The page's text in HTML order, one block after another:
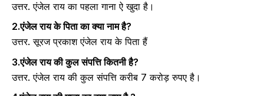
उत्तर. एंजेल राय का पहला गाना ऐ खुदा है।
2.एंजेल राय के पिता का क्या नाम है?
उत्तर. सूरज प्रकाश एंजेल राय के पिता हैं
3.एंजेल राय की कुल संपत्ति कितनी है?
उत्तर. एंजेल राय की कुल संपत्ति करीब 7 करोड़ रुपए है।